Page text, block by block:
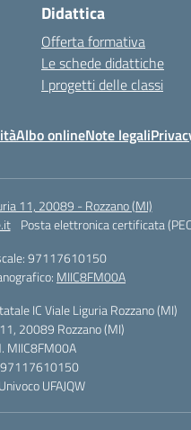
Didattica
Offerta formativa
Le schede didattiche
I progetti delle classi
Albo onlineNote legali
11, 20089 - Rozzano (MI)
Posta elettronica certificata
97117610150
MIIC8FM00A
IC Viale Liguria Rozzano (MI)
20089 Rozzano (MI)
MIIC8FM00A
97117610150
UFAJQW